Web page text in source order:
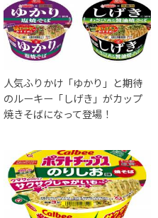
人気ふりかけ「ゆかり」と期待
のルーキー「しげき」がカップ
焼きそばになって登場！